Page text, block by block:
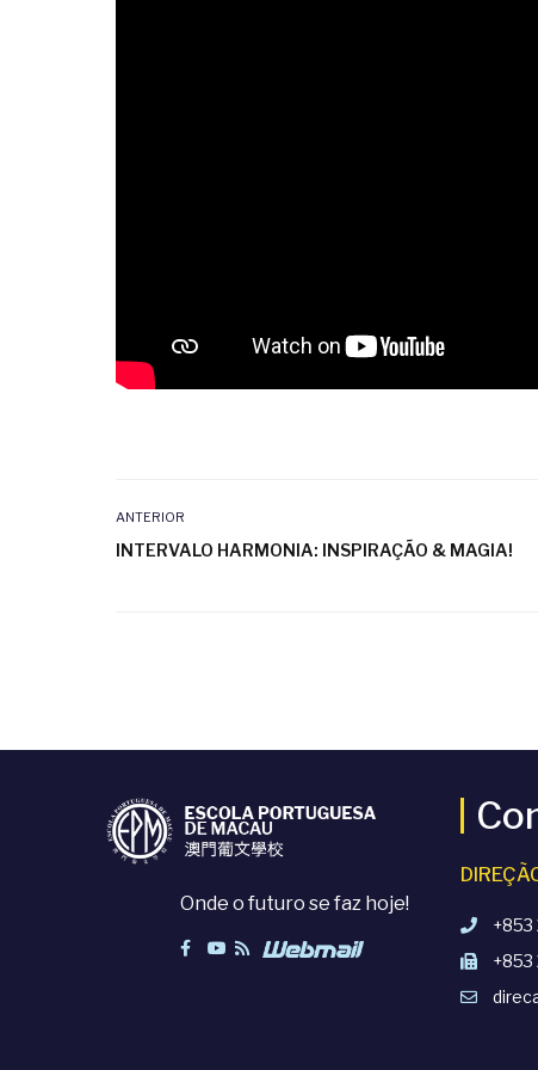
ANTERIOR
INTERVALO HARMONIA: INSPIRAÇÃO & MAGIA!
Onde o futuro se faz hoje!
+853
+853